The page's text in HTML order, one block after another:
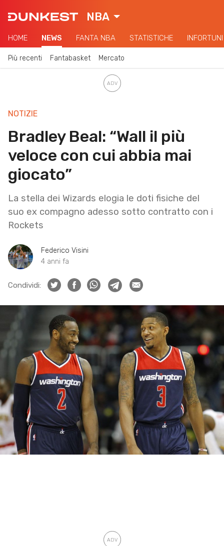
NBA
HOME NEWS FANTA NBA STATISTICHE INFORTUNI
Più recenti Fantabasket Mercato
NOTIZIE
Bradley Beal: “Wall il più
veloce con cui abbia mai
giocato”
La stella dei Wizards elogia le doti fisiche del
suo ex compagno adesso sotto contratto con i
Rockets
Federico Visini
4 anni fa
Condividi: